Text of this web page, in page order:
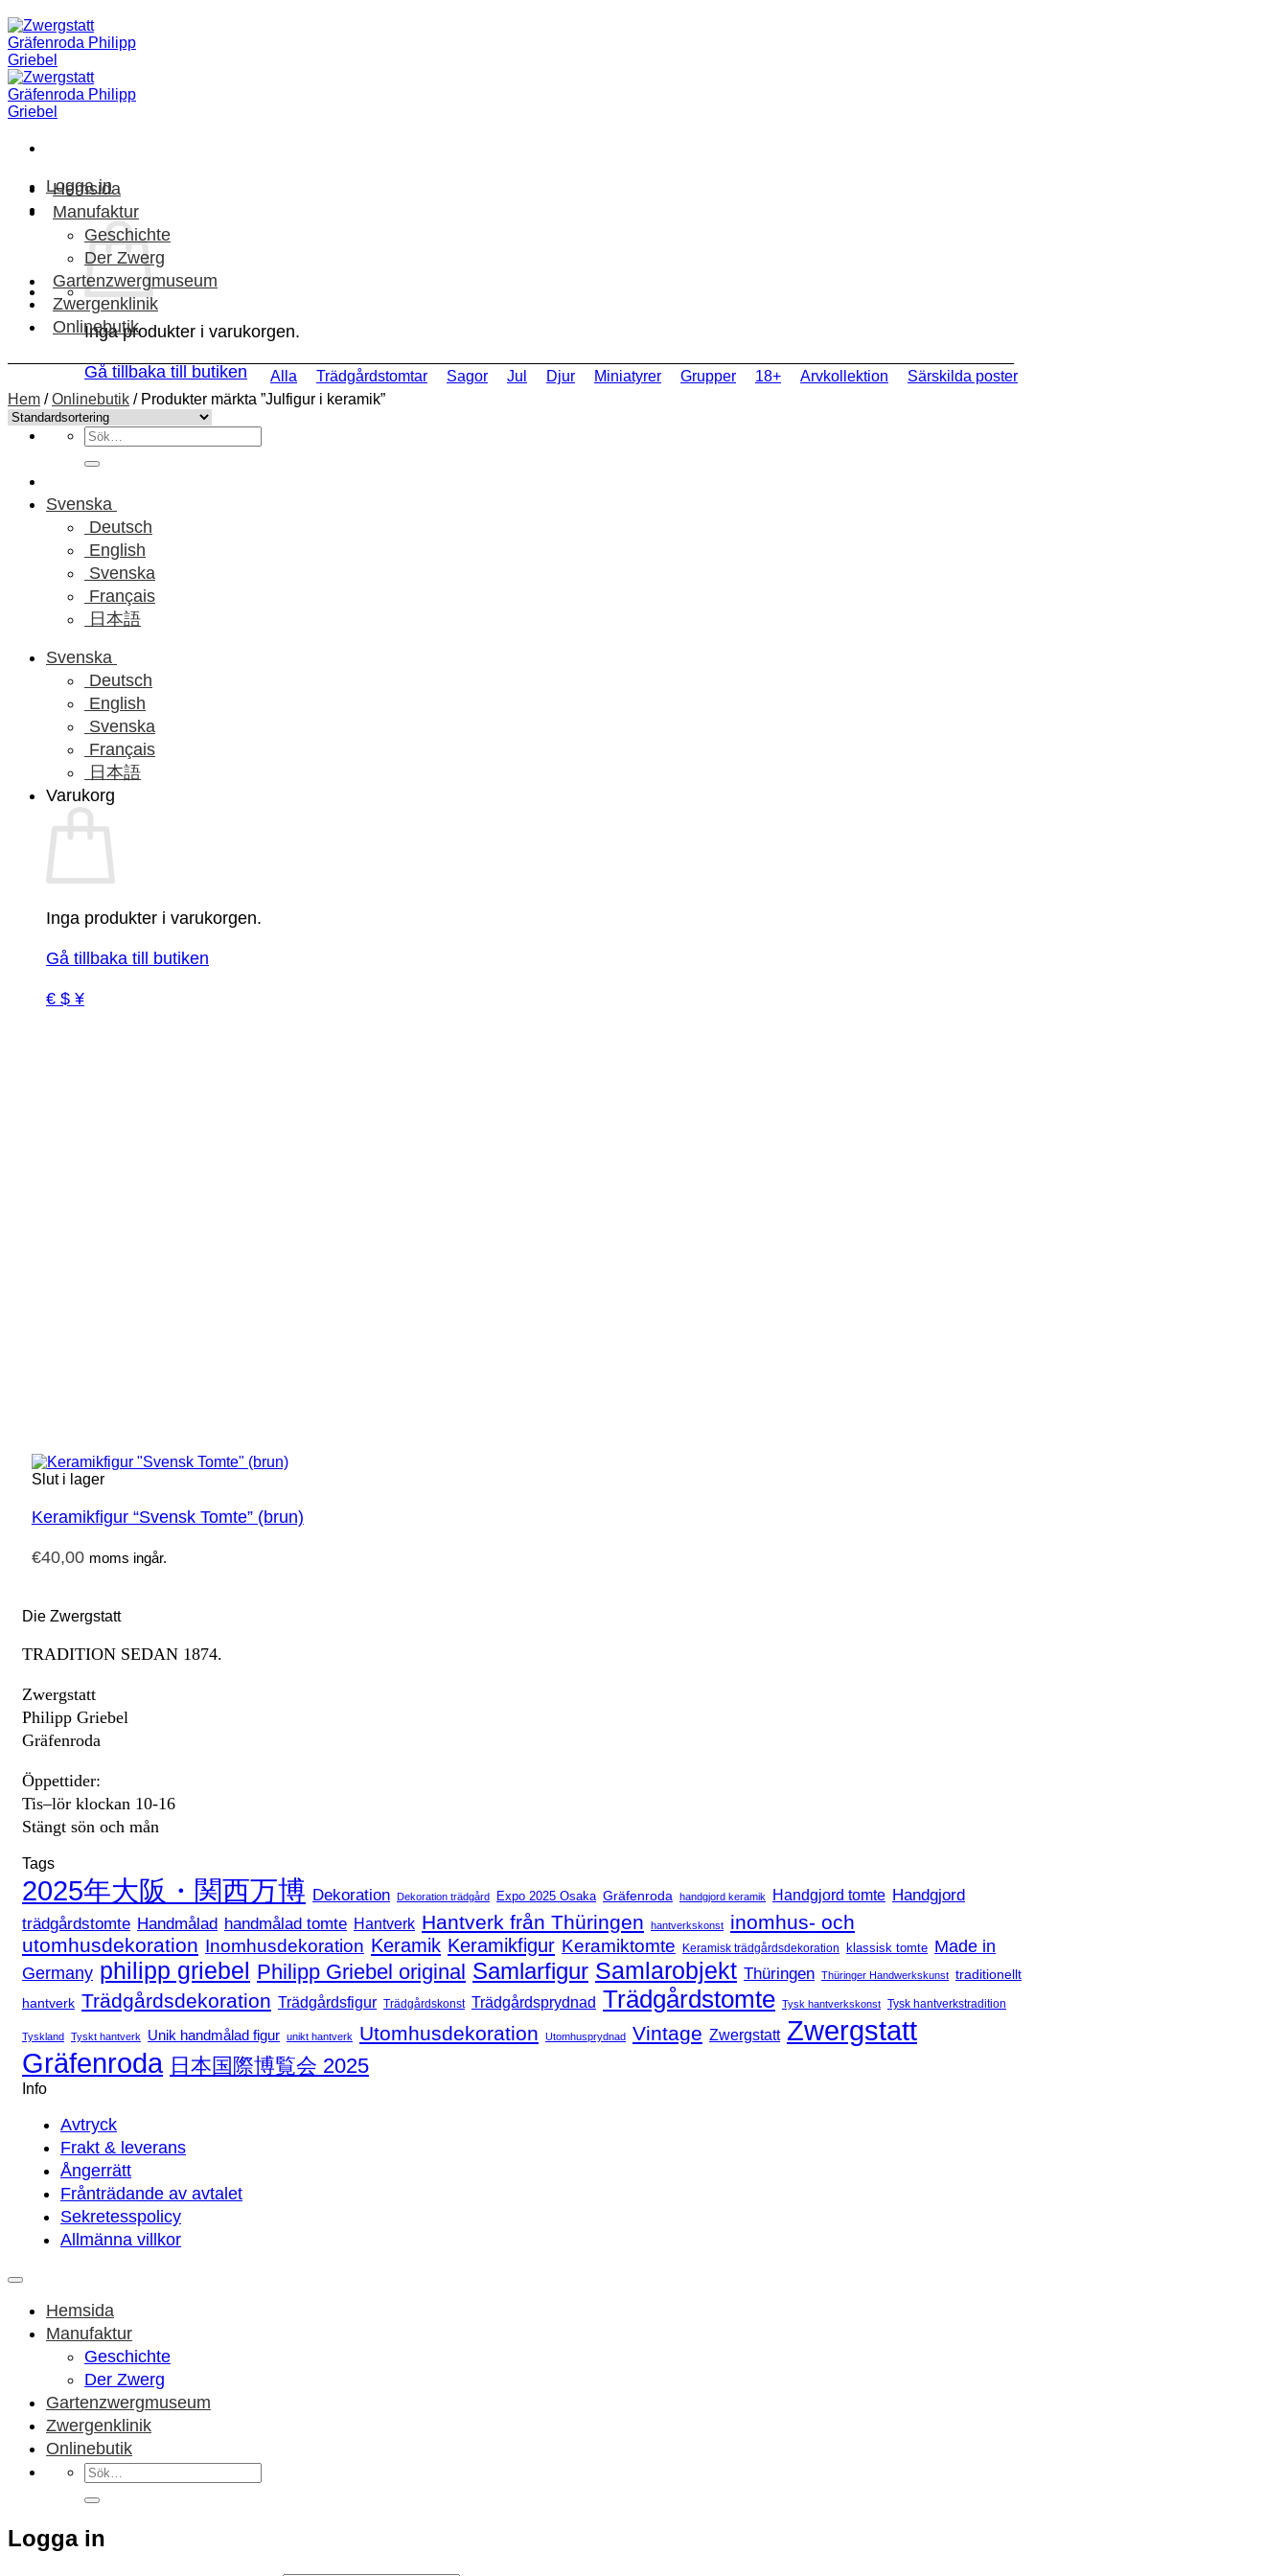
Skip
to
content
Logga in
Inga produkter i varukorgen.
Gå tillbaka till butiken
Sök
efter:
Svenska
Deutsch
English
Svenska
Français
日本語
Svenska
Deutsch
English
Svenska
Français
日本語
Varukorg
Inga produkter i varukorgen.
Gå tillbaka till butiken
€ $ ¥
Hemsida
Manufaktur
Geschichte
Der Zwerg
Gartenzwergmuseum
Zwergenklinik
Onlinebutik
Alla Trädgårdstomtar Sagor Jul Djur Miniatyrer Grupper 18+ Arvkollektion
Särskilda poster
Hem / Onlinebutik /Produkter märkta ”Julfigur i keramik”
Slut i lager
Keramikfigur “Svensk Tomte” (brun)
€40,00 moms ingår.
Die Zwergstatt
TRADITION SEDAN 1874.
Zwergstatt
Philipp Griebel
Gräfenroda
Öppettider:
Tis–lör klockan 10-16
Stängt sön och mån
Tags
2025年大阪・関西万博 Dekoration Dekoration trädgård Expo 2025 Osaka Gräfenroda handgjord keramik Handgjord tomte Handgjord
trädgårdstomte Handmålad handmålad tomte Hantverk Hantverk från Thüringen hantverkskonst
inomhus- och
utomhusdekoration Inomhusdekoration Keramik Keramikfigur Keramiktomte Keramisk trädgårdsdekoration klassisk tomte Made in
Germany philipp griebel Philipp Griebel original Samlarfigur Samlarobjekt Thüringen Thüringer Handwerkskunst traditionellt
hantverk Trädgårdsdekoration Trädgårdsfigur Trädgårdskonst Trädgårdsprydnad Trädgårdstomte Tysk hantverkskonst Tysk hantverkstradition
Tyskland Tyskt hantverk Unik handmålad figur unikt hantverk Utomhusdekoration Utomhusprydnad Vintage Zwergstatt Zwergstatt
Gräfenroda 日本国際博覧会 2025
Info
Avtryck
Frakt & leverans
Ångerrätt
Frånträdande av avtalet
Sekretesspolicy
Allmänna villkor
Hemsida
Manufaktur
Geschichte
Der Zwerg
Gartenzwergmuseum
Zwergenklinik
Onlinebutik
Sök
efter:
Logga in